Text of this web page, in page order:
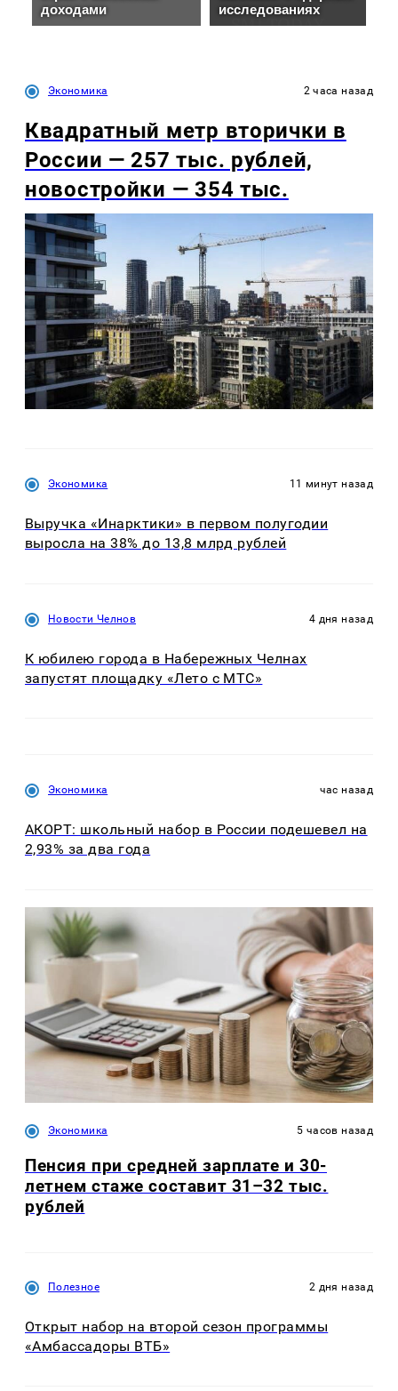
Экономика 2 часа назад
Квадратный метр вторички в
России — 257 тыс. рублей,
новостройки — 354 тыс.
Экономика 11 минут назад
Выручка «Инарктики» в первом полугодии
выросла на 38% до 13,8 млрд рублей
Новости Челнов 4 дня назад
К юбилею города в Набережных Челнах
запустят площадку «Лето с МТС»
Экономика час назад
АКОРТ: школьный набор в России подешевел на
2,93% за два года
Экономика 5 часов назад
Пенсия при средней зарплате и 30-
летнем стаже составит 31–32 тыс.
рублей
Полезное 2 дня назад
Открыт набор на второй сезон программы
«Амбассадоры ВТБ»